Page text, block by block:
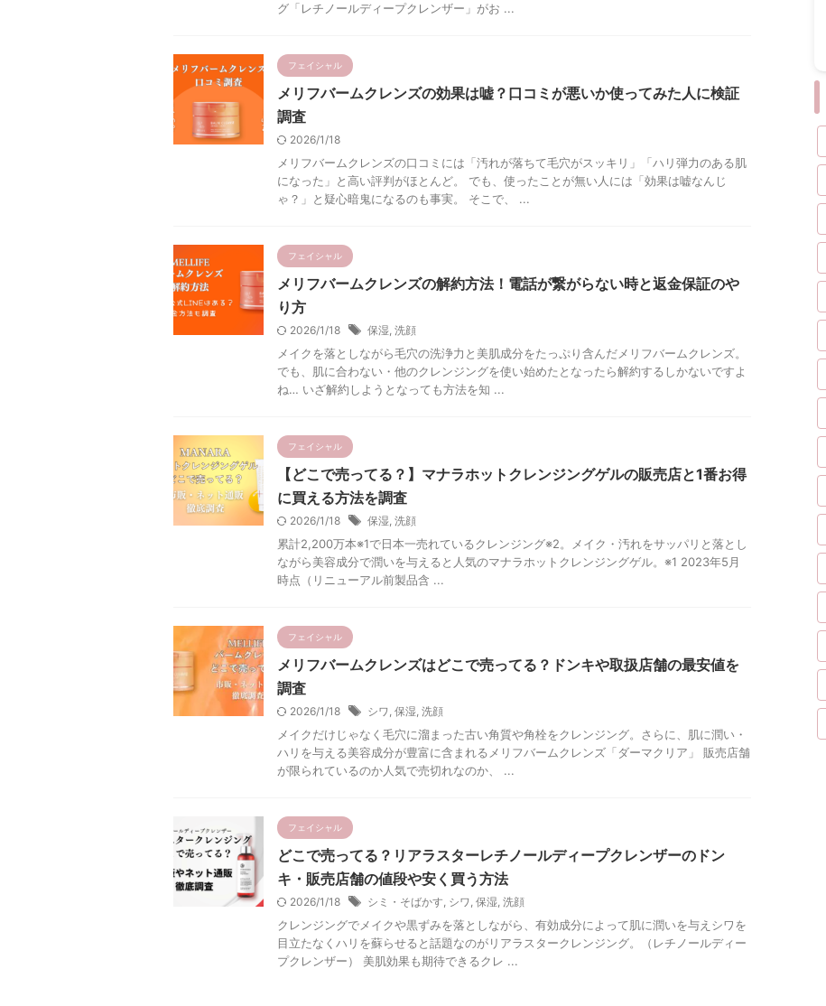
グ「レチノールディープクレンザー」がお ...
フェイシャル
メリフバームクレンズの効果は嘘？口コミが悪いか使ってみた人に検証
調査
2026/1/18
メリフバームクレンズの口コミには「汚れが落ちて毛穴がスッキリ」「ハリ弾力のある肌
になった」と高い評判がほとんど。 でも、使ったことが無い人には「効果は嘘なんじ
ゃ？」と疑心暗鬼になるのも事実。 そこで、 ...
フェイシャル
メリフバームクレンズの解約方法！電話が繋がらない時と返金保証のや
り方
2026/1/18 保湿, 洗顔
メイクを落としながら毛穴の洗浄力と美肌成分をたっぷり含んだメリフバームクレンズ。
でも、肌に合わない・他のクレンジングを使い始めたとなったら解約するしかないですよ
ね… いざ解約しようとなっても方法を知 ...
フェイシャル
【どこで売ってる？】マナラホットクレンジングゲルの販売店と1番お得
に買える方法を調査
2026/1/18 保湿, 洗顔
累計2,200万本※1で日本一売れているクレンジング※2。メイク・汚れをサッパリと落とし
ながら美容成分で潤いを与えると人気のマナラホットクレンジングゲル。※1 2023年5月
時点（リニューアル前製品含 ...
フェイシャル
メリフバームクレンズはどこで売ってる？ドンキや取扱店舗の最安値を
調査
2026/1/18 シワ, 保湿, 洗顔
メイクだけじゃなく毛穴に溜まった古い角質や角栓をクレンジング。さらに、肌に潤い・
ハリを与える美容成分が豊富に含まれるメリフバームクレンズ「ダーマクリア」 販売店舗
が限られているのか人気で売切れなのか、 ...
フェイシャル
どこで売ってる？リアラスターレチノールディープクレンザーのドン
キ・販売店舗の値段や安く買う方法
2026/1/18 シミ・そばかす, シワ, 保湿, 洗顔
クレンジングでメイクや黒ずみを落としながら、有効成分によって肌に潤いを与えシワを
目立たなくハリを蘇らせると話題なのがリアラスタークレンジング。（レチノールディー
プクレンザー） 美肌効果も期待できるクレ ...